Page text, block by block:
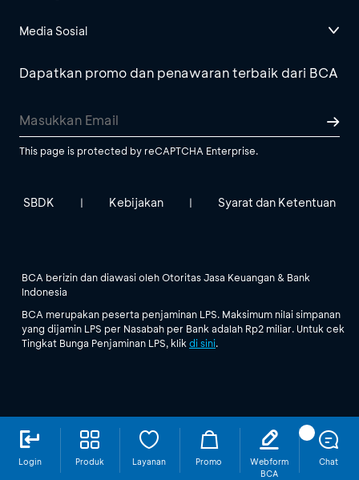
Login Produk Layanan Promo
Webform
BCA
Chat
Media Sosial
Dapatkan promo dan penawaran terbaik dari BCA
This page is protected by reCAPTCHA Enterprise.
SBDK | Kebijakan | Syarat dan Ketentuan
BCA berizin dan diawasi oleh Otoritas Jasa Keuangan & Bank
Indonesia
BCA merupakan peserta penjaminan LPS. Maksimum nilai simpanan
yang dijamin LPS per Nasabah per Bank adalah Rp2 miliar. Untuk cek
Tingkat Bunga Penjaminan LPS, klik di sini.